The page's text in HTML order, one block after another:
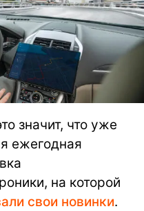
значит, что уже
ежегодная
на которой
свои новинки.